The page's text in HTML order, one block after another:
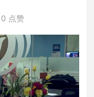
0 点赞
a
i
n